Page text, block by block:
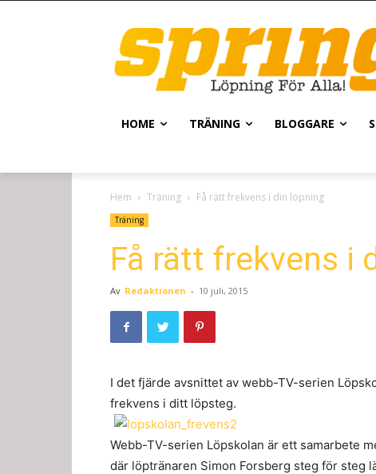
HOME TRÄNING BLOGGARE
Hem Träning Få rätt frekvens i din löpning
Träning
Få rätt frekvens i
Av Redaktionen - 10 juli, 2015
I det fjärde avsnittet av webb-TV-serien
frekvens i ditt löpsteg.
Webb-TV-serien Löpskolan är ett samarbete
där löptränaren Simon Forsberg steg för steg